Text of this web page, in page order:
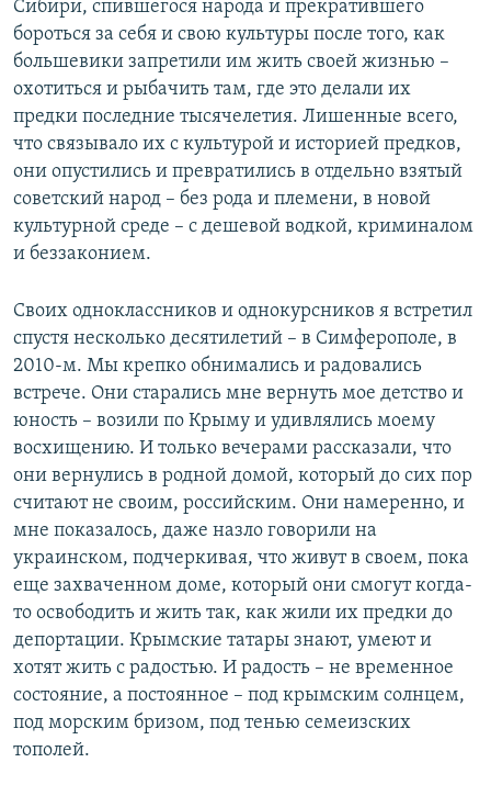
Сибири, спившегося народа и прекратившего
бороться за себя и свою культуры после того, как
большевики запретили им жить своей жизнью –
охотиться и рыбачить там, где это делали их
предки последние тысячелетия. Лишенные всего,
что связывало их с культурой и историей предков,
они опустились и превратились в отдельно взятый
советский народ – без рода и племени, в новой
культурной среде – с дешевой водкой, криминалом
и беззаконием.
Своих одноклассников и однокурсников я встретил
спустя несколько десятилетий – в Симферополе, в
2010-м. Мы крепко обнимались и радовались
встрече. Они старались мне вернуть мое детство и
юность – возили по Крыму и удивлялись моему
восхищению. И только вечерами рассказали, что
они вернулись в родной домой, который до сих пор
считают не своим, российским. Они намеренно, и
мне показалось, даже назло говорили на
украинском, подчеркивая, что живут в своем, пока
еще захваченном доме, который они смогут когда-
то освободить и жить так, как жили их предки до
депортации. Крымские татары знают, умеют и
хотят жить с радостью. И радость – не временное
состояние, а постоянное – под крымским солнцем,
под морским бризом, под тенью семеизских
тополей.